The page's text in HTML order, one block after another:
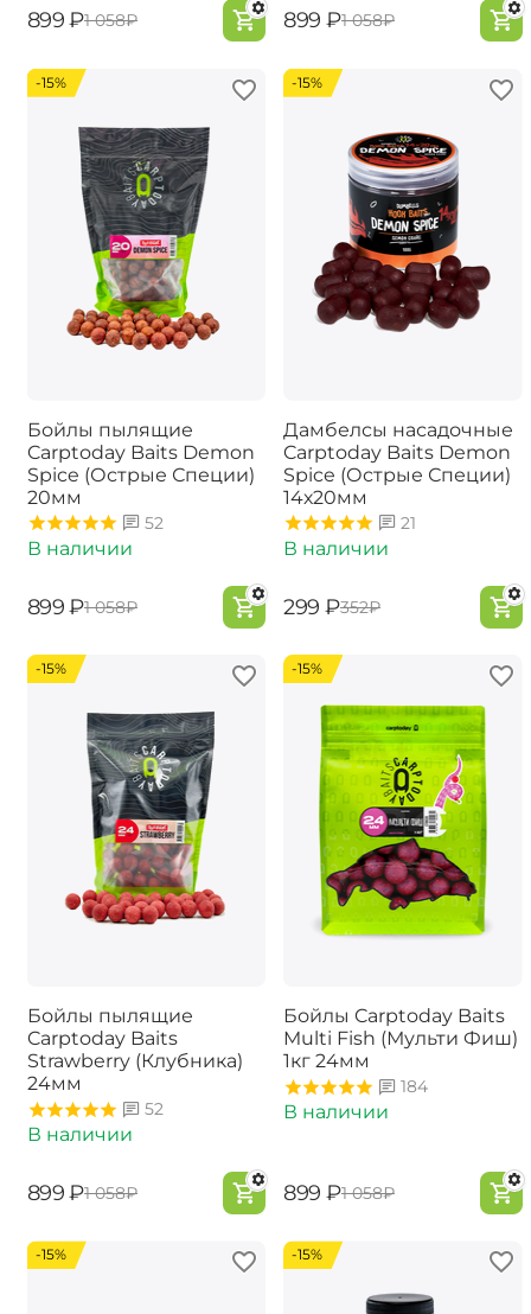
‍899‍ ₽‍1 058‍₽ ‍899‍ ₽‍1 058‍₽
-15%
Бойлы пылящие
Carptoday Baits Demon
Spice (Острые Специи)
20мм
52
В наличии
‍899‍ ₽‍1 058‍₽
-15%
Дамбелсы насадочные
Carptoday Baits Demon
Spice (Острые Специи)
14х20мм
21
В наличии
‍299‍ ₽‍352‍₽
-15%
Бойлы пылящие
Carptoday Baits
Strawberry (Клубника)
24мм
52
В наличии
‍899‍ ₽‍1 058‍₽
-15%
Бойлы Carptoday Baits
Multi Fish (Мульти Фиш)
1кг 24мм
184
В наличии
‍899‍ ₽‍1 058‍₽
-15% -15%